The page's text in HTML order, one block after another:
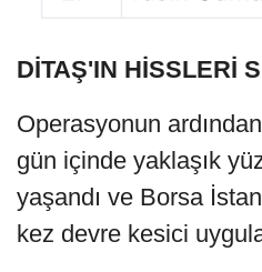
DİTAŞ'IN HİSSLERİ
Operasyonun
gün içinde yaklaşık
yaşandı ve Borsa
kez devre kesici